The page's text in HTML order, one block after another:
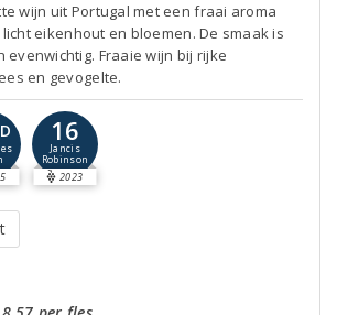
wijn uit Portugal met een fraai aroma
eikenhout en bloemen. De smaak is
evenwichtig. Fraaie wijn bij rijke
en gevogelte.
16
Jancis
Robinson
2023